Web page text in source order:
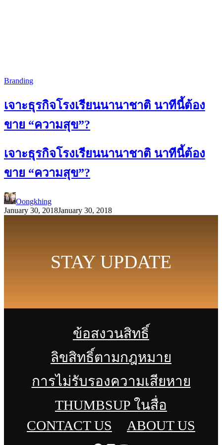
Branding
เจาะธุรกิจโรงเรียนนานาชาติ นาทีนี้ต้อง
ขาย “ความสุข”?
เจาะธุรกิจโรงเรียนนานาชาติ นาทีนี้ต้อง
ขาย “ความสุข”?
Oongkhing
January 30, 2018January 30, 2018
STAY UPDATE
ข้อสงวนสิทธิ์
ลิขสิทธิ์ตามกฎหมาย
การไม่รับรองความเสียหาย
THUMBSUP ในสื่อ
CONTACT US
ABOUT US